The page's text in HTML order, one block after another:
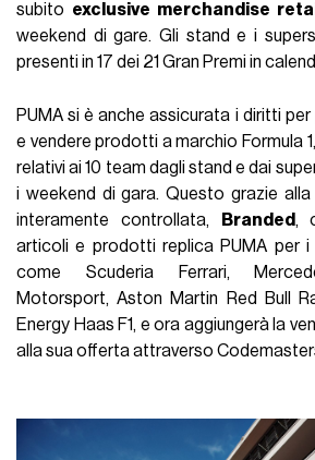
subito exclusive merchandise
weekend di gare. Gli stand e i
presenti in 17 dei 21 Gran Premi in
PUMA si è anche assicurata i diritti
e vendere prodotti a marchio Formula
relativi ai 10 team dagli stand e dai
i weekend di gara. Questo grazie
interamente controllata,
Branded,
articoli e prodotti replica PUMA per i
come Scuderia Ferrari,
Motorsport, Aston Martin Red Bull
Energy Haas F1, e ora aggiungerà la
alla sua offerta attraverso